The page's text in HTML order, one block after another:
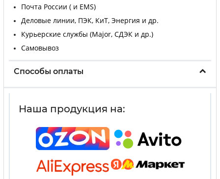
Почта России ( и EMS)
Деловые линии, ПЭК, КиТ, Энергия и др.
Курьерские службы (Major, СДЭК и др.)
Самовывоз
Способы оплаты
Наша продукция на: